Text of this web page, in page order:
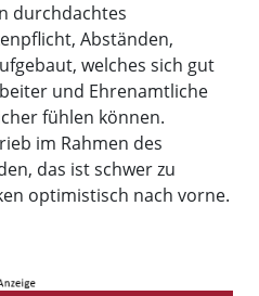
durchdachtes
Abständen,
welches sich gut
und Ehrenamtliche
fühlen können.
im Rahmen des
das ist schwer zu
optimistisch nach vorne.